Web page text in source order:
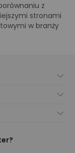
z
stronami
w branży